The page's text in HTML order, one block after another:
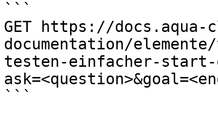
```
GET https://docs.aqua-
documentation/
testen-einfacher-start-
```